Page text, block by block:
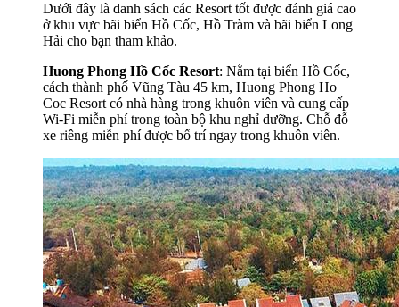
Dưới đây là danh sách các Resort tốt được đánh giá cao
ở khu vực bãi biển Hồ Cốc, Hồ Tràm và bãi biển Long
Hải cho bạn tham khảo.
Huong Phong Hồ Cốc Resort: Nằm tại biển Hồ Cốc,
cách thành phố Vũng Tàu 45 km, Huong Phong Ho
Coc Resort có nhà hàng trong khuôn viên và cung cấp
Wi-Fi miễn phí trong toàn bộ khu nghỉ dưỡng. Chỗ đỗ
xe riêng miễn phí được bố trí ngay trong khuôn viên.